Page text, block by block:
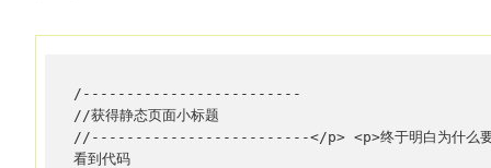
/-------------------------
//获得静态页面小标题
//-------------------------</p> <p>终于明白为什么要有注
看到代码